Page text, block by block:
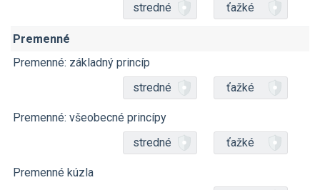
stredné
ťažké
Premenné
Premenné: základný princíp
stredné
ťažké
Premenné: všeobecné princípy
stredné
ťažké
Premenné kúzla